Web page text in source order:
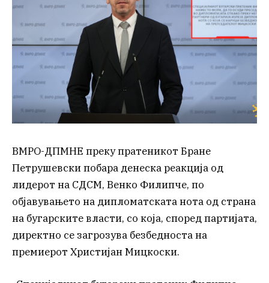
ВМРО-ДПМНЕ преку пратеникот Бране
Петрушевски побара денеска реакција од
лидерот на СДСМ, Венко Филипче, по
објавувањето на дипломатската нота од страна
на бугарските власти, со која, според партијата,
директно се загрозува безбедноста на
премиерот Христијан Мицкоски.